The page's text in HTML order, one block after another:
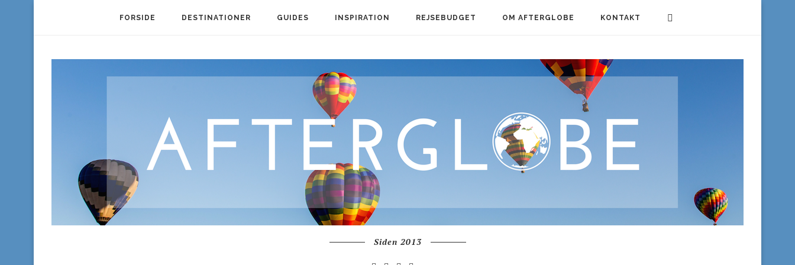
FORSIDE DESTINATIONER GUIDES INSPIRATION REJSEBUDGET OM AFTERGLOBE KONTAKT
Siden 2013